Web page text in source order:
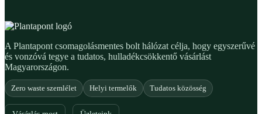
A Plantapont csomagolásmentes bolt hálózat célja, hogy egyszerűvé
és vonzóvá tegye a tudatos, hulladékcsökkentő vásárlást
Magyarországon.
Zero waste szemlélet Helyi termelők Tudatos közösség